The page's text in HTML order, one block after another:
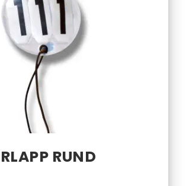
RUND